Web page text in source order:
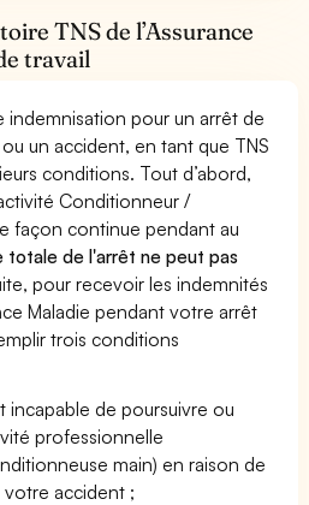
TNS de l’Assurance
travail
pour un arrêt de
un accident, en tant que TNS
conditions. Tout d’abord,
Conditionneur /
façon continue pendant au
totale de l'arrêt ne peut pas
pour recevoir les indemnités
Maladie pendant votre arrêt
trois conditions
incapable de poursuivre ou
professionnelle
main) en raison de
accident ;